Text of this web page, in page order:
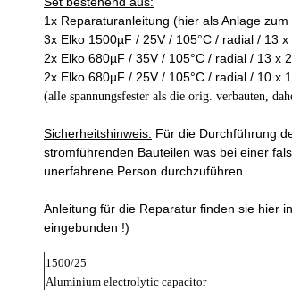
1x Reparaturanleitung (hier als Anlage zum
3x Elko 1500µF / 25V / 105°C / radial / 13
2x Elko 680µF / 35V / 105°C / radial / 13 x
2x Elko 680µF / 25V / 105°C / radial / 10 x
(alle spannungsfester als die orig. verbauten,
Sicherheitshinweis: Für die Durchführung
stromführenden Bauteilen was bei einer
unerfahrene Person durchzuführen.
Anleitung für die Reparatur finden sie hier
eingebunden !)
1500/25
Aluminium electrolytic capacitor